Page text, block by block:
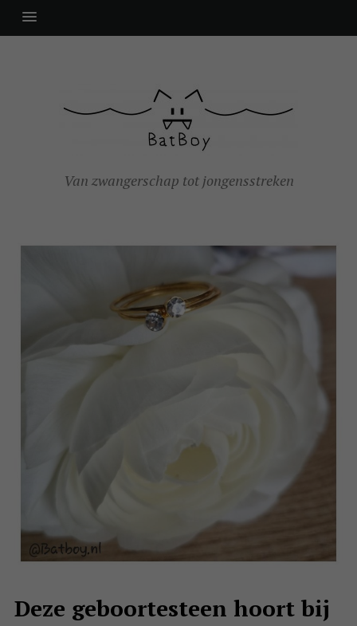
Van zwangerschap tot jongensstreken
Deze geboortesteen hoort bij